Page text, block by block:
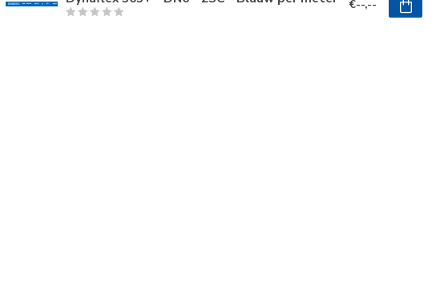
€--,--